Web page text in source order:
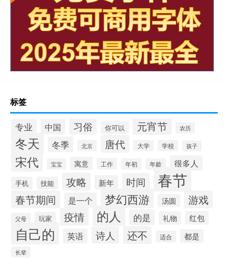
标签
专业 中国 习俗 你可以 元宵节 农历
冬天 冬季 北京 唐代 大学 学校 孩子
宋代 宝宝 寓意 工作 年初 年龄 很多人
手机 技能 攻略 新年 时间 春节
春节期间 是一个 梦幻西游 汤圆 游戏
父母 玩家 疫情 的人 的是 礼物 红包
自己的 英语 诗人 还不 适合 都是
长辈